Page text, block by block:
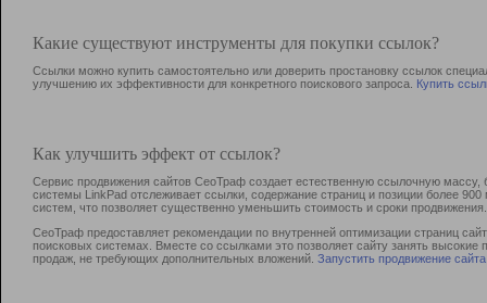
Какие существуют инструменты для покупки ссылок?
Ссылки можно купить самостоятельно или доверить простановку ссылок
улучшению их эффективности для конкретного поискового запроса. Купить
Как улучшить эффект от ссылок?
Сервис продвижения сайтов СеоТраф создает естественную ссылочную
системы LinkPad отслеживает ссылки, содержание страниц и позиции более
систем, что позволяет существенно уменьшить стоимость и сроки продвижения.
СеоТраф предоставляет рекомендации по внутренней оптимизации страниц
поисковых системах. Вместе со ссылками это позволяет сайту занять
продаж, не требующих дополнительных вложений. Запустить продвижение сайта